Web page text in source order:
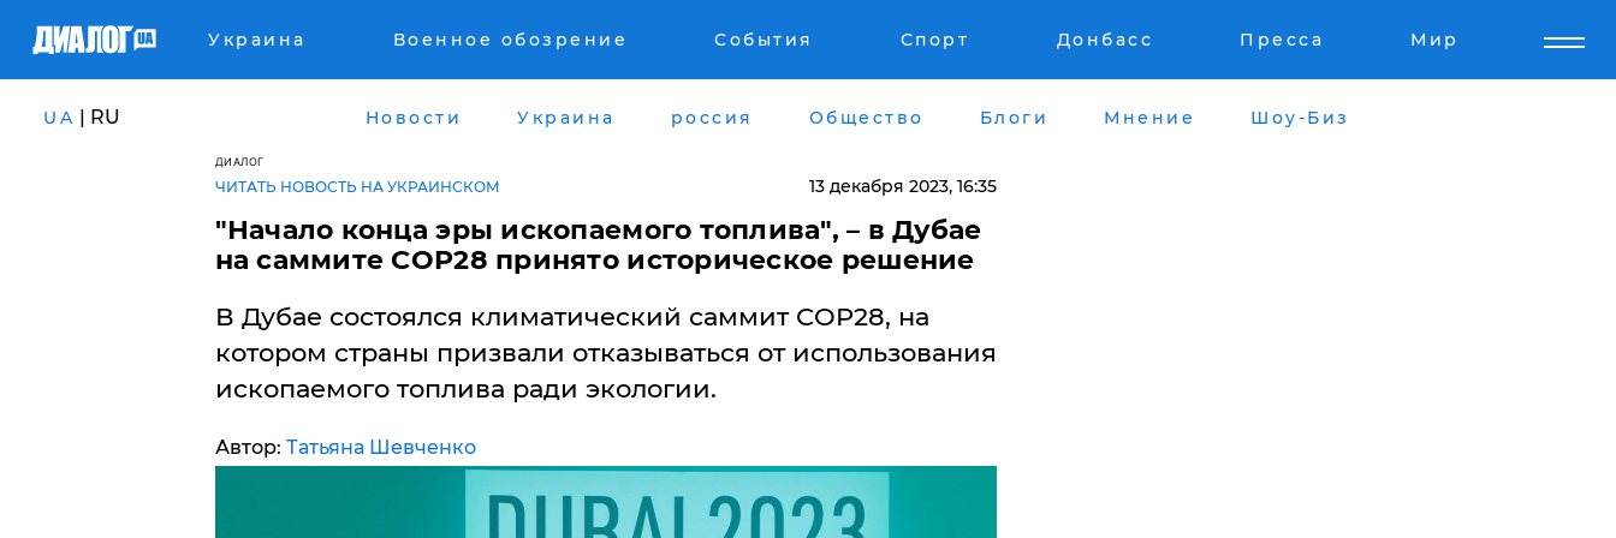
Украина Военное обозрение События Спорт Донбасс Пресса Мир
UA | RU Новости Украина россия Общество Блоги Мнение Шоу-Биз
ДИАЛОГ
ЧИТАТЬ НОВОСТЬ НА УКРАИНСКОМ 13 декабря 2023, 16:35
​"Начало конца эры ископаемого топлива", – в Дубае
на саммите COP28 принято историческое решение
В Дубае состоялся климатический саммит COP28, на
котором страны призвали отказываться от использования
ископаемого топлива ради экологии.
Автор: Татьяна Шевченко